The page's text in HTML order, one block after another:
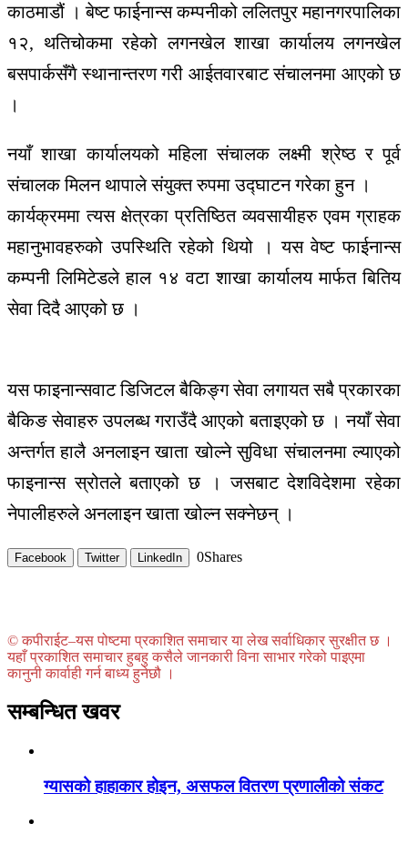
काठमाडौं । बेष्ट फाईनान्स कम्पनीको ललितपुर महानगरपालिका
१२, थतिचोकमा रहेको लगनखेल शाखा कार्यालय लगनखेल
बसपार्कसँगै स्थानान्तरण गरी आईतवारबाट संचालनमा आएको छ
।
नयाँ शाखा कार्यालयको महिला संचालक लक्ष्मी श्रेष्ठ र पूर्व
संचालक मिलन थापाले संयुक्त रुपमा उद्घाटन गरेका हुन ।
कार्यक्रममा त्यस क्षेत्रका प्रतिष्ठित व्यवसायीहरु एवम ग्राहक
महानुभावहरुको उपस्थिति रहेको थियो । यस वेष्ट फाईनान्स
कम्पनी लिमिटेडले हाल १४ वटा शाखा कार्यालय मार्फत बितिय
सेवा दिदै आएको छ ।
यस फाइनान्सवाट डिजिटल बैकिङ्ग सेवा लगायत सबै प्रकारका
बैकिङ सेवाहरु उपलब्ध गराउँदै आएको बताइएको छ । नयाँ सेवा
अन्तर्गत हालै अनलाइन खाता खोल्ने सुविधा संचालनमा ल्याएको
फाइनान्स स्रोतले बताएको छ । जसबाट देशविदेशमा रहेका
नेपालीहरुले अनलाइन खाता खोल्न सक्नेछन् ।
Facebook Twitter LinkedIn 0Shares
© कपीराईट–यस पोष्टमा प्रकाशित समाचार या लेख सर्वाधिकार सुरक्षीत छ ।
यहाँ प्रकाशित समाचार हुबहु कसैले जानकारी विना साभार गरेको पाइएमा
कानुनी कार्वाही गर्न बाध्य हुनेछौ ।
सम्बन्धित खवर
ग्यासको हाहाकार होइन, असफल वितरण प्रणालीको संकट